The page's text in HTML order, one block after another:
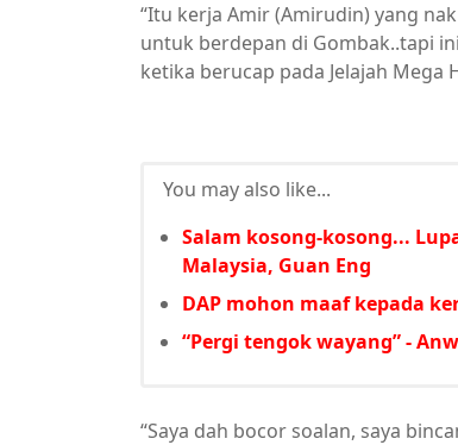
“Itu kerja Amir (Amirudin) yang
untuk berdepan di Gombak..tapi
ketika berucap pada Jelajah Mega
You may also like...
Salam kosong-kosong...
Malaysia, Guan Eng
DAP mohon maaf kepada
“Pergi tengok wayang” -
“Saya dah bocor soalan, saya